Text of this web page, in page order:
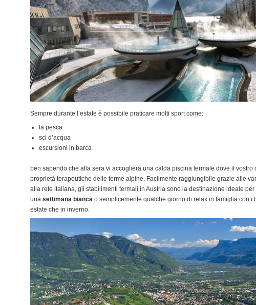
Sempre durante l’estate è possibile praticare molti sport come:
la pesca
sci d’acqua
escursioni in barca
ben sapendo che alla sera vi accoglierà una calda piscina termale dove il vostro
proprietà terapeutiche delle terme alpine. Facilmente raggiungibile grazie alle
alla rete italiana, gli stabilimenti termali in Austria sono la destinazione ideale
una settimana bianca o semplicemente qualche giorno di relax in famiglia con i
estate che in inverno.